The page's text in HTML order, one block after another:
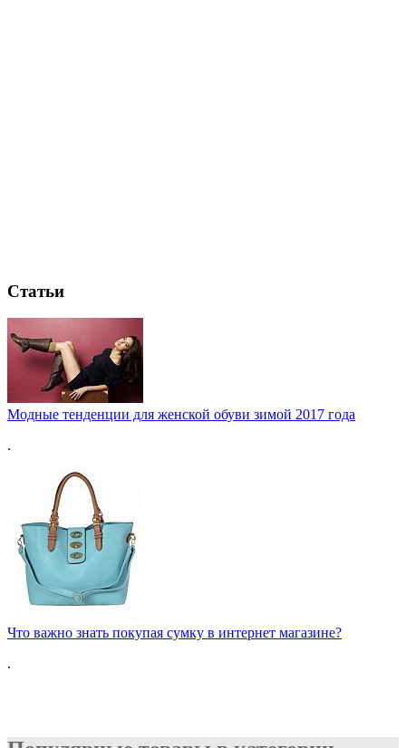
Статьи
Модные тенденции для женской обуви зимой 2017 года
.
Что важно знать покупая сумку в интернет магазине?
.